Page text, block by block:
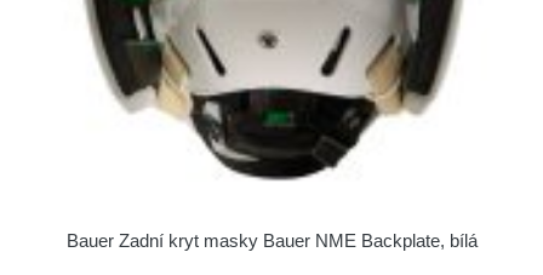
Bauer Zadní kryt masky Bauer NME Backplate, bílá